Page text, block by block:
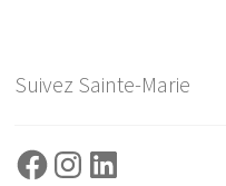
Suivez Sainte-Marie
FacebookInstagram
LinkedIn